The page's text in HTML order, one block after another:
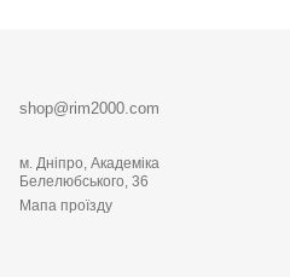
shop@rim2000.com
м. Дніпро, Академіка
Белелюбського, 36
Мапа проїзду